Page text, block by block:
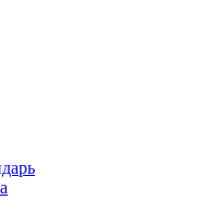
базу данных